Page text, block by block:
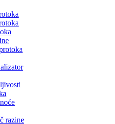
razine